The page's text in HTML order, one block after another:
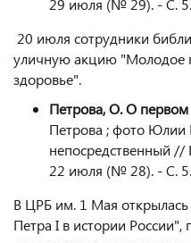
29 июля (№ 29). - С.
20 июля сотрудники
уличную акцию "Молодое
здоровье".
Петрова, О. О
Петрова ; фото Юлии
непосредственный
22 июля (№ 28). - С.
В ЦРБ им. 1 Мая
Петра I в истории